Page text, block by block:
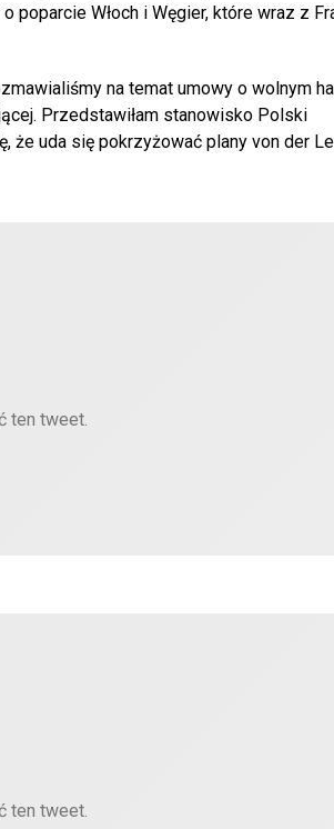
poparcie Włoch i Węgier, które wraz z
na temat umowy o wolnym
Przedstawiłam stanowisko Polski
że uda się pokrzyżować plany von der
ten tweet.
ten tweet.